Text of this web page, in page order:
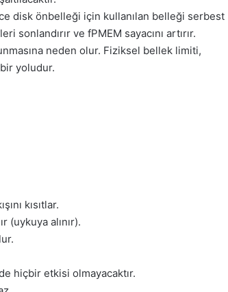
disk önbelleği için kullanılan belleği serbest
sonlandırır ve fPMEM sayacını artırır.
neden olur. Fiziksel bellek limiti,
bir yoludur.
kısıtlar.
(uykuya alınır).
hiçbir etkisi olmayacaktır.